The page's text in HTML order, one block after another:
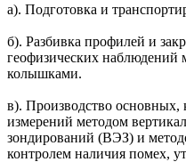
а). Подготовка и
б). Разбивка профилей и
геофизических
колышками.
в). Производство основных,
измерений методом
зондирований (ВЭЗ) и
контролем наличия помех,